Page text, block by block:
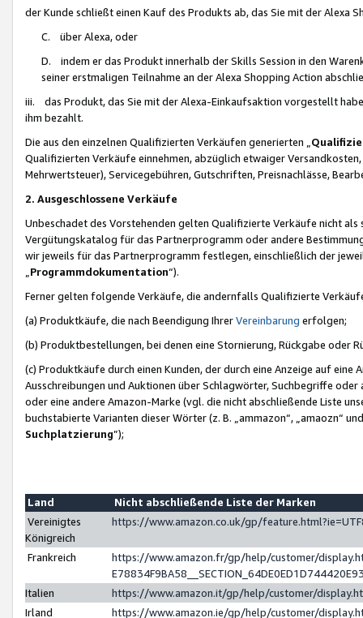
der Kunde schließt einen Kauf des Produkts ab, das Sie mit der Alexa
C. über Alexa, oder
D. indem er das Produkt innerhalb der Skills Session in den
seiner erstmaligen Teilnahme an der Alexa Shopping Action
iii. das Produkt, das Sie mit der Alexa-Einkaufsaktion vorgestellt
ihm bezahlt.
Die aus den einzelnen Qualifizierten Verkäufen generierten „
Qualifizierten Verkäufe einnehmen, abzüglich etwaiger
Mehrwertsteuer), Servicegebühren, Gutschriften, Preisnachlässe,
2. Ausgeschlossene Verkäufe
Unbeschadet des Vorstehenden gelten Qualifizierte Verkäufe nicht
Vergütungskatalog für das Partnerprogramm oder andere
wir jeweils für das Partnerprogramm festlegen, einschließlich der
Programmdokumentation“).
Ferner gelten folgende Verkäufe, die andernfalls Qualifizierte
(a) Produktkäufe, die nach Beendigung IhrerVereinbarung erfolgen;
(b) Produktbestellungen, bei denen eine Stornierung, Rückgabe oder
(c) Produktkäufe durch einen Kunden, der durch eine Anzeige auf
Ausschreibungen und Auktionen über Schlagwörter, Suchbegriffe
oder eine andere Amazon-Marke (vgl. die nicht abschließende Liste
buchstabierte Varianten dieser Wörter (z. B. „ammazon“, „amaozn“
Suchplatzierung”);
Land
Nicht abschließende Liste der Marken
Vereinigtes
Königreich
https://www.amazon.co.uk/gp/
Frankreich
https://www.amazon.fr/gp/help/customer/
Italien
https://www.amazon.it/gp/help/customer/
Irland
https://www.amazon.ie/gp/help/customer/